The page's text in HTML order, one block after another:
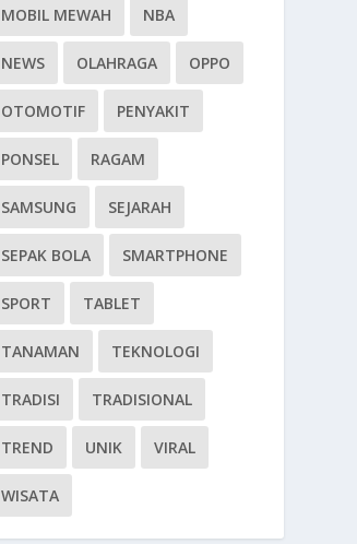
MOBIL MEWAH NBA
NEWS OLAHRAGA OPPO
OTOMOTIF PENYAKIT
PONSEL RAGAM
SAMSUNG SEJARAH
SEPAK BOLA SMARTPHONE
SPORT TABLET
TANAMAN TEKNOLOGI
TRADISI TRADISIONAL
TREND UNIK VIRAL
WISATA